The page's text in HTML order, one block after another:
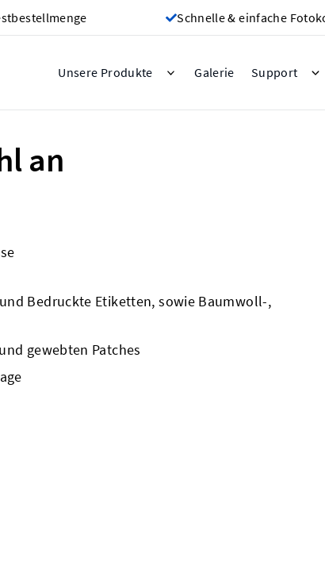
Schnelle & einfache
Unsere Produkte Galerie Support
an
Bedruckte Etiketten, sowie Baumwoll-,
gewebten Patches